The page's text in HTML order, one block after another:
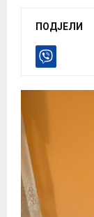
ПОДЈЕЛИ